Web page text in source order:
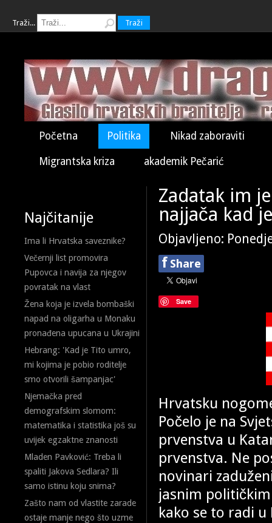
Traži... Traži
Početna Politika Nikad zaboraviti
Migrantska kriza akademik Pečarić
Najčitanije
Ima li Hrvatska saveznike?
Večernji list promovira
Pupovca i navija za njegov
povratak na vlast
Žena koja je izvela bombaški
napad na oligarha u Monaku
pronađena upucana u Ukrajini
Hebrang: 'Kad je Tito umro,
mi kojima je pobio roditelje
smo otvorili šampanjac'
Njemačka pred
demografskim slomom:
matematika i statistika još su
uvijek egzaktne znanosti
Mladen Pavković: Treba li
spaliti Jakova Sedlara? Ili
samo istinu koju snima?
Zašto nam od vlastite zarade
ostaje manje nego što uzme
Zadatak im
najjača kad
Objavljeno:
f Share
Save
Hrvatsku
Počelo je na
prvenstva u
prvenstva. Ne
novinari
jasnim
kako se to radi